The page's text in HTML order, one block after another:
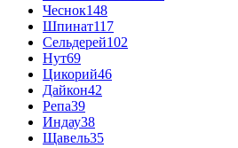
Чеснок148
Шпинат117
Сельдерей102
Нут69
Цикорий46
Дайкон42
Репа39
Индау38
Щавель35